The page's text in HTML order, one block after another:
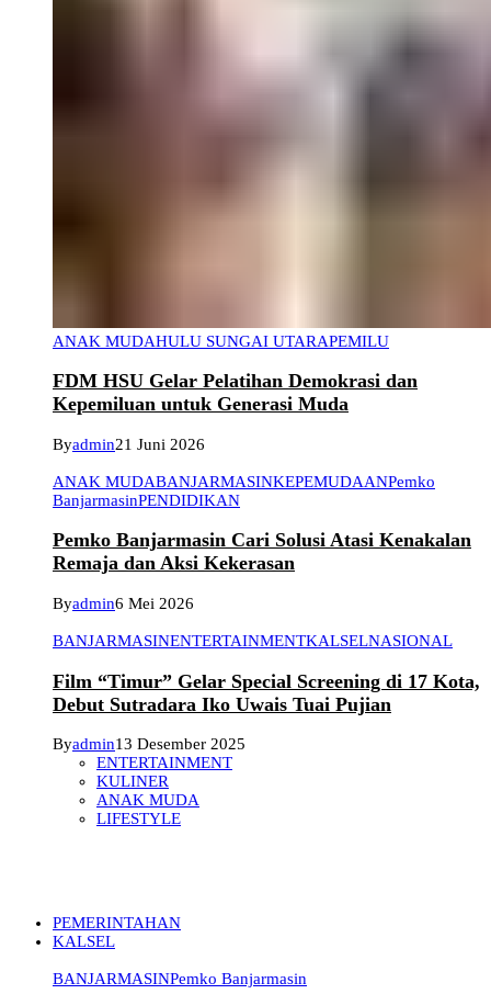
ANAK MUDAHULU SUNGAI UTARAPEMILU
FDM HSU Gelar Pelatihan Demokrasi dan
Kepemiluan untuk Generasi Muda
Byadmin21 Juni 2026
ANAK MUDABANJARMASINKEPEMUDAANPemko
BanjarmasinPENDIDIKAN
Pemko Banjarmasin Cari Solusi Atasi Kenakalan
Remaja dan Aksi Kekerasan
Byadmin6 Mei 2026
BANJARMASINENTERTAINMENTKALSELNASIONAL
Film “Timur” Gelar Special Screening di 17 Kota,
Debut Sutradara Iko Uwais Tuai Pujian
Byadmin13 Desember 2025
ENTERTAINMENT
KULINER
ANAK MUDA
LIFESTYLE
PEMERINTAHAN
KALSEL
BANJARMASINPemko Banjarmasin